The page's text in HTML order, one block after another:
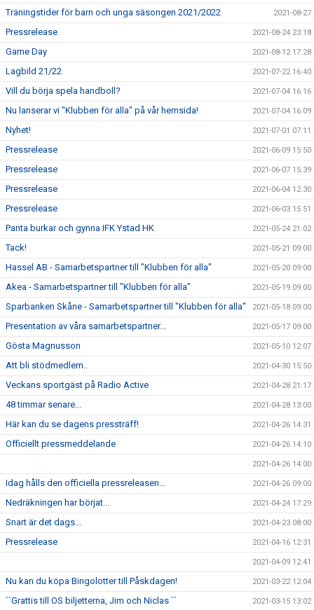
Träningstider för barn och unga säsongen 2021/2022 2021-08-27
Pressrelease 2021-08-24 23:18
Game Day 2021-08-12 17:28
Lagbild 21/22 2021-07-22 16:40
Vill du börja spela handboll? 2021-07-04 16:16
Nu lanserar vi "Klubben för alla" på vår hemsida! 2021-07-04 16:09
Nyhet! 2021-07-01 07:11
Pressrelease 2021-06-09 15:50
Pressrelease 2021-06-07 15:39
Pressrelease 2021-06-04 12:30
Pressrelease 2021-06-03 15:51
Panta burkar och gynna IFK Ystad HK 2021-05-24 21:02
Tack! 2021-05-21 09:00
Hassel AB - Samarbetspartner till "Klubben för alla" 2021-05-20 09:00
Akea - Samarbetspartner till "Klubben för alla" 2021-05-19 09:00
Sparbanken Skåne - Samarbetspartner till "Klubben för alla" 2021-05-18 09:00
Presentation av våra samarbetspartner... 2021-05-17 09:00
Gösta Magnusson 2021-05-10 12:07
Att bli stödmedlem.. 2021-04-30 15:50
Veckans sportgäst på Radio Active 2021-04-28 21:17
48 timmar senare... 2021-04-28 13:00
Här kan du se dagens pressträff! 2021-04-26 14:31
Officiellt pressmeddelande 2021-04-26 14:10
2021-04-26 14:00
Idag hålls den officiella pressreleasen... 2021-04-26 09:00
Nedräkningen har börjat... 2021-04-24 17:29
Snart är det dags... 2021-04-23 08:00
Pressrelease 2021-04-16 12:31
2021-04-09 12:41
Nu kan du köpa Bingolotter till Påskdagen! 2021-03-22 12:04
``Grattis till OS biljetterna, Jim och Niclas `` 2021-03-15 13:02